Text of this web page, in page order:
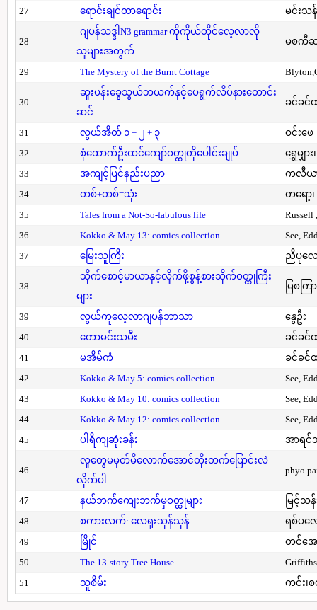
27
ရောင်းချင်တာရောင်း မင်းသ
28
ဂျပန်သဒ္ဒါN3 grammar ကိုကိုယ်တိုင်လေ့လာလို
သူများအတွက်
မစကီ
29 The Mystery of the Burnt Cottage
30
ဆူးပန်းခွေသွယ်ဘယက်နှင့်ပေရွက်လိပ်နားတောင်း
ဆင်
ခင်ခင်
31 လွယ်အိတ် ၁ + ၂ + ၃
ဝင်းဖေ
32
စုံထောက်ဦးထင်ကျော်ဝတ္ထုတိုပေါင်းချုပ်
ရွှေမျှား
33
အကျင့်ပြင်နည်းပညာ
ကလီယာ
34
တစ်+တစ်=သုံး
တရော့၊
35
Tales from a Not-So-fabulous life
Russell
36
Kokko & May 13: comics collection
See,
37
မြေးသူကြီး ညီပုလေ
38
သိုက်စောင့်မာယာနှင့်လှိုက်ဖို့စွန့်စားသိုက်ဝတ္ထုကြီး
များ
မြစကြာ
39 လွယ်ကူလေ့လာဂျပန်ဘာသာ
နွေဦး
40
တောမင်းသမီး
ခင်ခင်
41
မအိမ်ကံ
ခင်ခင်
42
Kokko & May 5: comics collection
See,
43
Kokko & May 10: comics collection
See,
44
Kokko & May 12: comics collection
See,
45
ပါရီကျဆုံးခန်း အာရင်
46
လူတွေမမှတ်မိလောက်အောင်တိုးတက်ပြောင်းလဲ
လိုက်ပါ
phyo
47 နယ်ဘက်ကျေးဘက်မှဝတ္ထုများ
မြင့်သန်
48
စကားလက်: လေရူးသုန်သုန်
ရစ်ပလ
49
မြိုင်
တင်အေ
50
The 13-story Tree House
51
သူစိမ်း ကင်း၊